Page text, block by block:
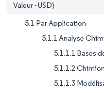
Valeur - USD)
5.1 Par Application
5.1.1 Analyse
5.1.1.1 Bases
5.1.1.2
5.1.1.3